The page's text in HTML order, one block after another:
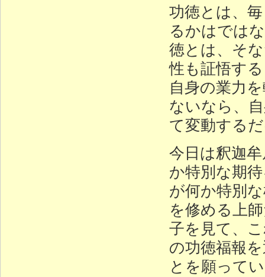
功徳とは、
るかはでは
徳とは、そ
性も証悟す
自身の業力
ないなら、
て変動する
今日は釈迦
か特別な期
が何か特別
を修める上
子を見て、
の功徳福報
とを願って